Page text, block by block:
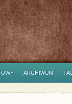
ARCHIWUM